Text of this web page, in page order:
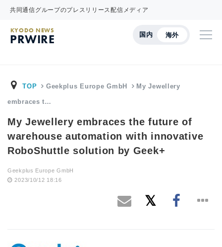
共同通信グループのプレスリリース配信メディア
国内 海外
KYODO NEWS
PRWIRE
TOP Geekplus Europe GmbH My Jewellery
embraces t…
My Jewellery embraces the future of
warehouse automation with innovative
RoboShuttle solution by Geek+
Geekplus Europe GmbH
2023/10/12 18:16